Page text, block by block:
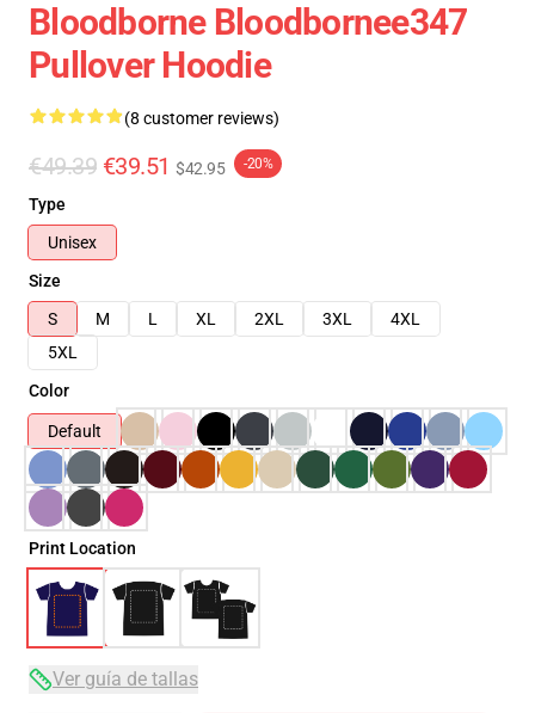
Bloodborne Bloodbornee347
Pullover Hoodie
(8 customer reviews)
€49.39 €39.51 $42.95 -20%
Type
Unisex
Size
S
M L XL 2XL 3XL
4XL
5XL
Color
Default
Print Location
Ver guía de tallas